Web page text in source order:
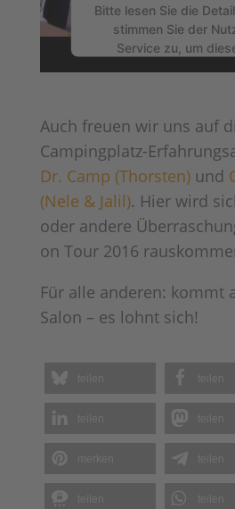
Bitte lesen Sie die
stimmen Sie der
Service zu, um
Akzeptieren
Powered by
Management
Auch freuen wir uns auf
Campingplatz-
Dr. Camp (Thorsten)und
(Nele & Jalil). Hier wird
oder andere
on Tour 2016
Für alle anderen: kommt
Salon – es lohnt sich!
teilen teilen
teilen teilen
teilen
teilen teilen